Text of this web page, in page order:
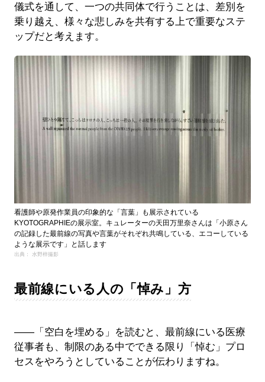
儀式を通して、一つの共同体で行うことは、差別を
乗り越え、様々な悲しみを共有する上で重要なステ
ップだと考えます。
看護師や原発作業員の印象的な「言葉」も展示されている
KYOTOGRAPHIEの展示室。キュレーターの天田万里奈さんは「小原さん
の記録した最前線の写真や言葉がそれぞれ共鳴している、エコーしている
ような展示です」と話します
出典： 水野梓撮影
最前線にいる人の「悼み」方
――「空白を埋める」を読むと、最前線にいる医療
従事者も、制限のある中でできる限り「悼む」プロ
セスをやろうとしていることが伝わりますね。